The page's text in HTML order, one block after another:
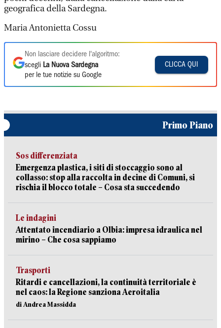
geografica della Sardegna.
Maria Antonietta Cossu
Non lasciare decidere l'algoritmo:
scegli La Nuova Sardegna
per le tue notizie su Google
CLICCA QUI
Primo Piano
Sos differenziata
Emergenza plastica, i siti di stoccaggio sono al
collasso: stop alla raccolta in decine di Comuni, si
rischia il blocco totale – Cosa sta succedendo
Le indagini
Attentato incendiario a Olbia: impresa idraulica nel
mirino – Che cosa sappiamo
Trasporti
Ritardi e cancellazioni, la continuità territoriale è
nel caos: la Regione sanziona Aeroitalia
di Andrea Massidda